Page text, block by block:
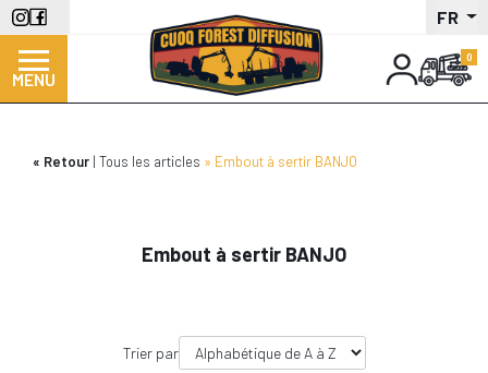
Aller
au
contenu
principal
FR
MENU
Retour Tous les articles Embout à sertir BANJO
Embout à sertir BANJO
Trier par